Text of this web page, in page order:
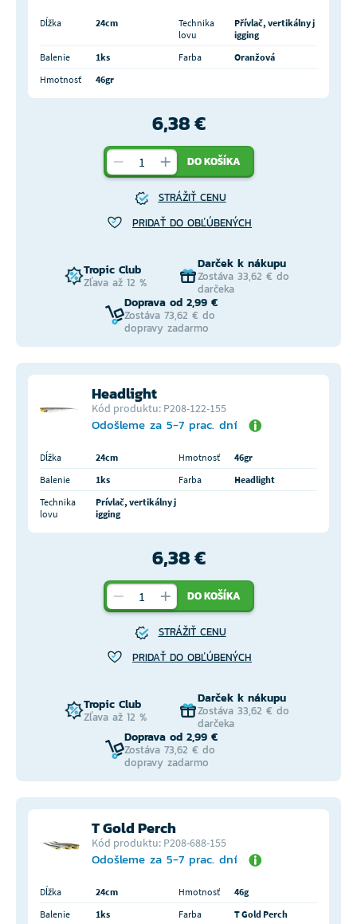
Dĺžka 24cm
Technika
lovu
Přívlač, vertikálny j
igging
Balenie
1ks Farba
Oranžová
Hmotnosť
46gr
6,38 €
DO KOŠÍKA
STRÁŽIŤ CENU
PRIDAŤ DO OBĽÚBENÝCH
Tropic Club
Zľava až 12 %
Darček k nákupu
Zostáva 33,62 € do
darčeka
Doprava od 2,99 €
Zostáva 73,62 € do
dopravy zadarmo
Headlight
Kód produktu: P208-122-155
Odošleme za 5-7 prac. dní
Dĺžka 24cm Hmotnosť
46gr
Balenie
1ks Farba
Headlight
Technika
lovu
Prívlač, vertikálny j
igging
6,38 €
DO KOŠÍKA
STRÁŽIŤ CENU
PRIDAŤ DO OBĽÚBENÝCH
Tropic Club
Zľava až 12 %
Darček k nákupu
Zostáva 33,62 € do
darčeka
Doprava od 2,99 €
Zostáva 73,62 € do
dopravy zadarmo
T Gold Perch
Kód produktu: P208-688-155
Odošleme za 5-7 prac. dní
Dĺžka 24cm Hmotnosť
46g
Balenie
1ks Farba
T Gold Perch